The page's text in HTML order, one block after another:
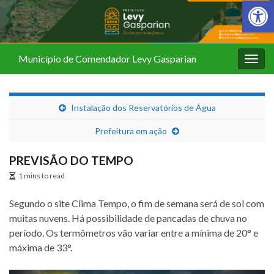
Barra de
Município de Comendador Levy Gasparian
Instalação dos Reservatórios de Água
Prefeitura em ação
PREVISÃO DO TEMPO
1 mins to read
Segundo o site Clima Tempo, o fim de semana será de sol com
muitas nuvens. Há possibilidade de pancadas de chuva no
período. Os termômetros vão variar entre a mínima de 20° e
máxima de 33°.